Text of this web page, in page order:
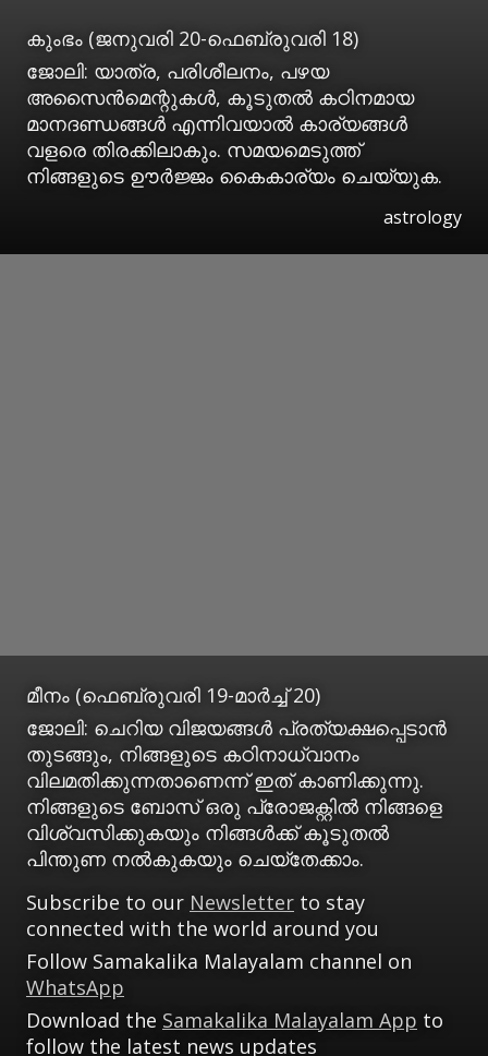
കുംഭം (ജനുവരി 20-ഫെബ്രുവരി 18)
ജോലി: യാത്ര, പരിശീലനം, പഴയ
അസൈന്‍മെന്റുകള്‍, കൂടുതല്‍ കഠിനമായ
മാനദണ്ഡങ്ങള്‍ എന്നിവയാല്‍ കാര്യങ്ങള്‍
വളരെ തിരക്കിലാകും. സമയമെടുത്ത്
നിങ്ങളുടെ ഊര്‍ജ്ജം കൈകാര്യം ചെയ്യുക.
astrology
മീനം (ഫെബ്രുവരി 19-മാര്‍ച്ച് 20)
ജോലി: ചെറിയ വിജയങ്ങള്‍ പ്രത്യക്ഷപ്പെടാന്‍
തുടങ്ങും, നിങ്ങളുടെ കഠിനാധ്വാനം
വിലമതിക്കുന്നതാണെന്ന് ഇത് കാണിക്കുന്നു.
നിങ്ങളുടെ ബോസ് ഒരു പ്രോജക്റ്റില്‍ നിങ്ങളെ
വിശ്വസിക്കുകയും നിങ്ങള്‍ക്ക് കൂടുതല്‍
പിന്തുണ നല്‍കുകയും ചെയ്‌തേക്കാം.
Subscribe to our Newsletter to stay
connected with the world around you
Follow Samakalika Malayalam channel on
WhatsApp
Download the Samakalika Malayalam App to
follow the latest news updates